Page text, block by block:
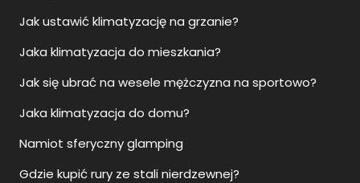
Jak ustawić klimatyzację na grzanie?
Jaka klimatyzacja do mieszkania?
Jak się ubrać na wesele mężczyzna na sportowo?
Jaka klimatyzacja do domu?
Namiot sferyczny glamping
Gdzie kupić rury ze stali nierdzewnej?